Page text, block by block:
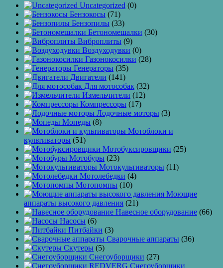
Uncategorized (0)
Бензокосы (71)
Бензопилы (33)
Бетономешалки (30)
Виброплиты (9)
Воздуходувки (0)
Газонокосилки (28)
Генераторы (35)
Двигатели (141)
Для мотособак (32)
Измельчители (12)
Компрессоры (17)
Лодочные моторы (3)
Мопеды (8)
Мотоблоки и
культиваторы (51)
Мотобуксировщики (25)
Мотобуры (23)
Мотокультиваторы (11)
Мотолебедки (4)
Мотопомпы (10)
Моющие
аппараты высокого давления (21)
Навесное оборудование (66)
Насосы (6)
Питбайки (3)
Сварочные аппараты (36)
Скутеры (5)
Снегоуборщики (27)
Снегоуборщики